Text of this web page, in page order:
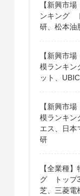
【新興市
ンキング
研、松本油
【新興市
模ランキ
ット、
【新興市
模ランキ
エス、日本
研
【全業種
グ トップ3
芝、三菱電